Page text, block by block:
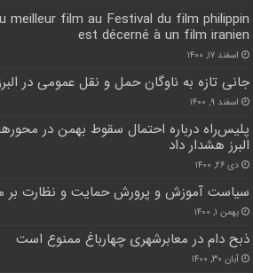
meilleur film au Festival du film philippin
est décerné à un film iranien
اسفند ۱۷, ۱۴۰۰
جانی تازه به ناوگان حمل و نقل عمومی در
اسفند ۹, ۱۴۰۰
پلیس‌راه درباره احتمال سقوط بهمن در
البرز هشدار داد
دی ۲۶, ۱۴۰۰
سیاست آموزش و پرورش حمایت و نظارت بر
بهمن ۱, ۱۴۰۰
ذبح دام در معابرشهری چهارباغ ممنوع است
آبان ۳۰, ۱۴۰۰